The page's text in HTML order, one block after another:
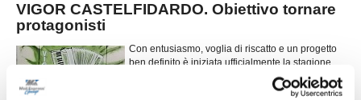
VIGOR CASTELFIDARDO. Obiettivo tornare
protagonisti
Con entusiasmo, voglia di riscatto e un progetto
ben definito è iniziata ufficialmente la stagione
2026/2027 della Vigor Castelfidardo. Giovedì
...leggi